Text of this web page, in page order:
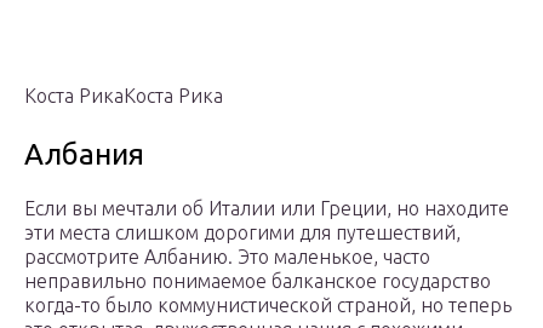
Коста РикаКоста Рика
Албания
Если вы мечтали об Италии или Греции, но находите
эти места слишком дорогими для путешествий,
рассмотрите Албанию. Это маленькое, часто
неправильно понимаемое балканское государство
когда-то было коммунистической страной, но теперь